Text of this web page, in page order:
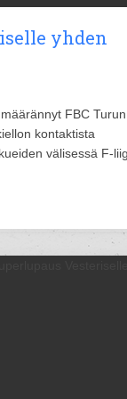
yhden
FBC Turun
kontaktista
välisessä F-